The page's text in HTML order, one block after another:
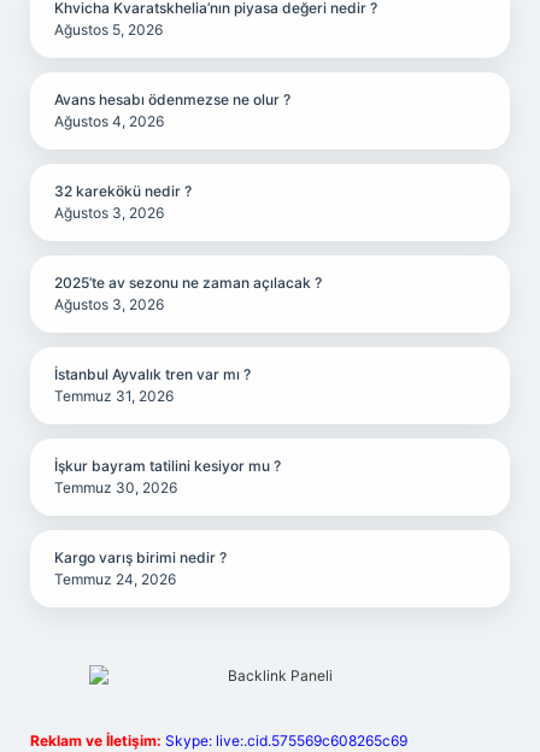
Khvicha Kvaratskhelia’nın piyasa değeri nedir ?
Ağustos 5, 2026
Avans hesabı ödenmezse ne olur ?
Ağustos 4, 2026
32 karekökü nedir ?
Ağustos 3, 2026
2025’te av sezonu ne zaman açılacak ?
Ağustos 3, 2026
İstanbul Ayvalık tren var mı ?
Temmuz 31, 2026
İşkur bayram tatilini kesiyor mu ?
Temmuz 30, 2026
Kargo varış birimi nedir ?
Temmuz 24, 2026
Reklam ve İletişim: Skype: live:.cid.575569c608265c69